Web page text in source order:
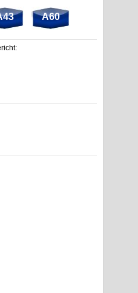
A60
| A30 Autohof | stau.info ,